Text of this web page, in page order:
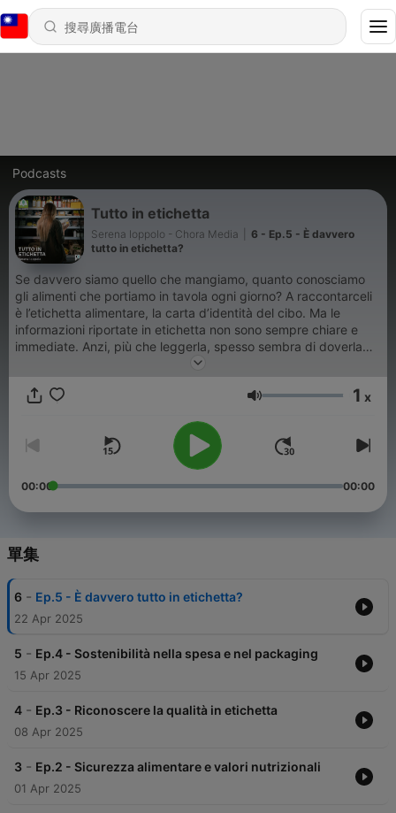
Podcasts
Tutto in etichetta
Serena Ioppolo - Chora Media
6 - Ep.5 - È davvero
tutto in etichetta?
Se davvero siamo quello che mangiamo, quanto conosciamo
gli alimenti che portiamo in tavola ogni giorno? A raccontarceli
è l’etichetta alimentare, la carta d’identità del cibo. Ma le
informazioni riportate in etichetta non sono sempre chiare e
immediate. Anzi, più che leggerla, spesso sembra di doverla
decifrare! Tutto in etichetta è la serie podcast pensata per
alimentari. La host Serena Ioppolo ci accompagna in un
in materia - tutto ciò che c’è in etichetta, ma soprattutto quello
che manca e che, invece, servirebbe per garantire trasparenza
Media promosso da Coldiretti. Raccontato da Serena Ioppolo.
Nani. La supervisione del suono e della musica è di Luca
Bertolotti. Il progetto grafico è di Rebecca Grassi. Il project
manager è Marco Paltrinieri. La producer è Sabrina Patilli. Il
coordinamento della post produzione è di Matteo Scelsa. I
fonici di presa diretta sono Giovanni Cerri e Davide
Debenedetti. I fonici di studio sono Lucrezia Marcelli, Riccardo
Mazza e Luca Possi. Le musiche sono su licenza Machiavelli
Music E/O Universal Music Publishing Ricordi srl. Si ringrazia
per la consulenza il Professor Stefano Masini, capo area
ambiente e territorio di Coldiretti.
音量 1 x
00:00 00:00
單集
6 - Ep.5 - È davvero tutto in etichetta?
22 Apr 2025
5 - Ep.4 - Sostenibilità nella spesa e nel packaging
15 Apr 2025
4 - Ep.3 - Riconoscere la qualità in etichetta
08 Apr 2025
3 - Ep.2 - Sicurezza alimentare e valori nutrizionali
01 Apr 2025